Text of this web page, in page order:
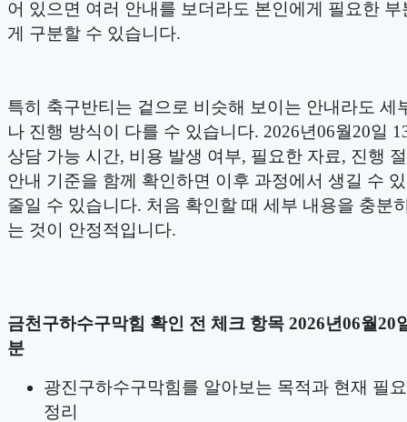
어 있으면 여러 안내를 보더라도 본인에게 필요한 부
게 구분할 수 있습니다.
특히 축구반티는 겉으로 비슷해 보이는 안내라도 세
나 진행 방식이 다를 수 있습니다. 2026년06월20일
상담 가능 시간, 비용 발생 여부, 필요한 자료, 진행
안내 기준을 함께 확인하면 이후 과정에서 생길 수
줄일 수 있습니다. 처음 확인할 때 세부 내용을 충분
는 것이 안정적입니다.
금천구하수구막힘 확인 전 체크 항목 2026년06월20
분
광진구하수구막힘를 알아보는 목적과 현재 필
정리